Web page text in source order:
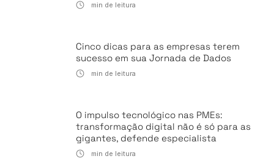
min de leitura
Cinco dicas para as empresas terem
sucesso em sua Jornada de Dados
min de leitura
O impulso tecnológico nas PMEs:
transformação digital não é só para as
gigantes, defende especialista
min de leitura